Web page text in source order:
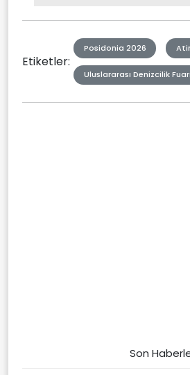
Etiketler:
Posidonia 2026
Uluslararası Denizcilik Fuarı
Son